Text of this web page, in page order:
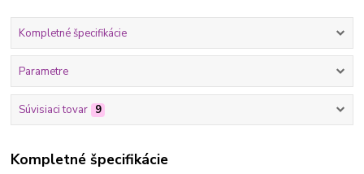
Kompletné špecifikácie
Parametre
Súvisiaci tovar 9
Kompletné špecifikácie